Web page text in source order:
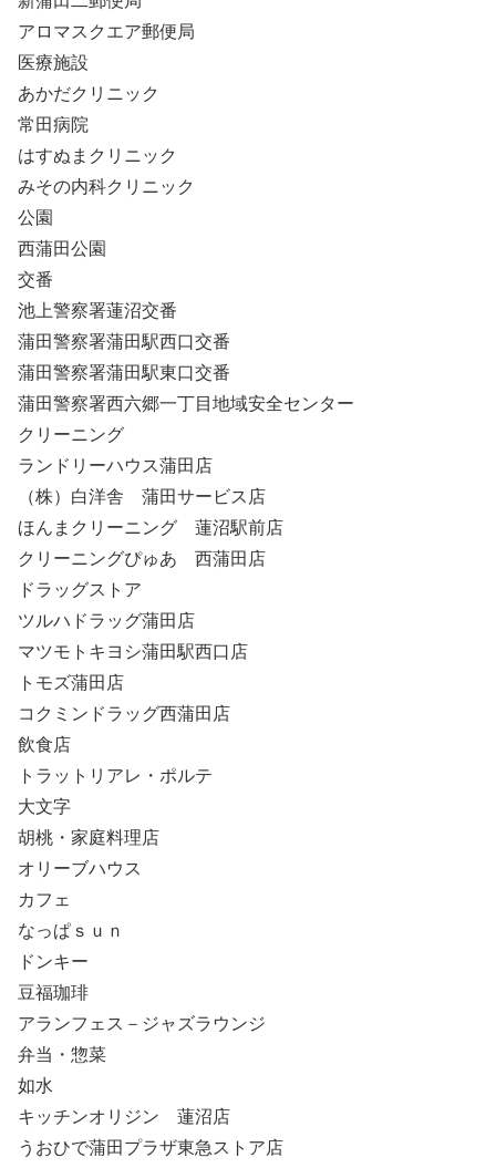
アロマスクエア郵便局
医療施設
あかだクリニック
常田病院
はすぬまクリニック
みその内科クリニック
公園
西蒲田公園
交番
池上警察署蓮沼交番
蒲田警察署蒲田駅西口交番
蒲田警察署蒲田駅東口交番
蒲田警察署西六郷一丁目地域安全センター
クリーニング
ランドリーハウス蒲田店
（株）白洋舎 蒲田サービス店
ほんまクリーニング 蓮沼駅前店
クリーニングぴゅあ 西蒲田店
ドラッグストア
ツルハドラッグ蒲田店
マツモトキヨシ蒲田駅西口店
トモズ蒲田店
コクミンドラッグ西蒲田店
飲食店
トラットリアレ・ポルテ
大文字
胡桃・家庭料理店
オリーブハウス
カフェ
なっぱｓｕｎ
ドンキー
豆福珈琲
アランフェス－ジャズラウンジ
弁当・惣菜
如水
キッチンオリジン 蓮沼店
うおひで蒲田プラザ東急ストア店